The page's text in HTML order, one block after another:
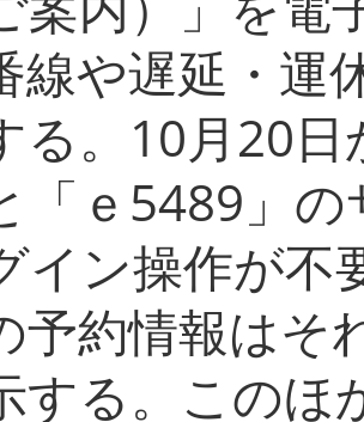
線や遅延・運
る。10月20
「ｅ5489」
イン操作が不
予約情報はそ
する。このほ